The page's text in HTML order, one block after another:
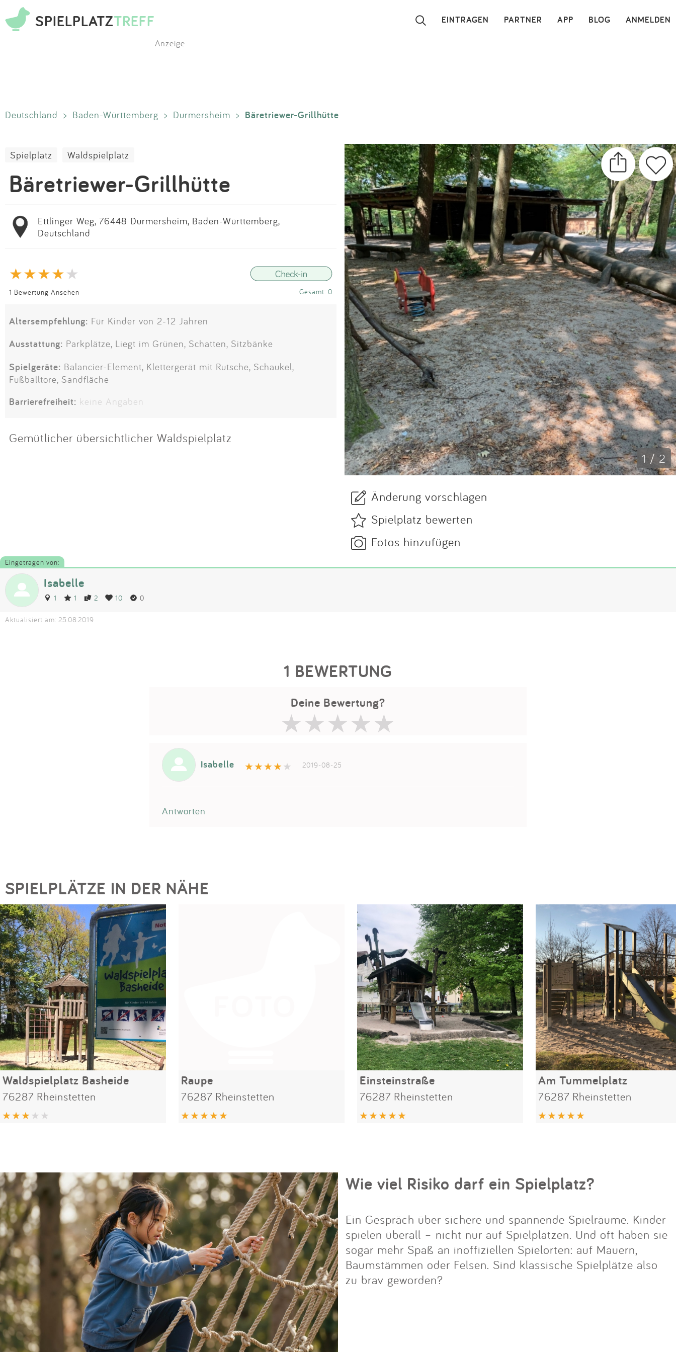
SPIELPLATZTREFF ANMELDEN
BLOG
APP
PARTNER
EINTRAGEN ×
App
Blog
Partner
Kontakt
Impressum
Anmelden
Anzeige
Deutschland > Baden-Württemberg > Durmersheim > Bäretriewer-Grillhütte
Spielplatz Waldspielplatz
Bäretriewer-Grillhütte
Ettlinger Weg, 76448 Durmersheim, Baden-Württemberg,
Deutschland
1 Bewertung Ansehen Gesamt: 0
Altersempfehlung: Für Kinder von 2-12 Jahren
Ausstattung: Parkplätze, Liegt im Grünen, Schatten, Sitzbänke
Spielgeräte: Balancier-Element, Klettergerät mit Rutsche, Schaukel,
Fußballtore, Sandfläche
Barrierefreiheit: keine Angaben
Gemütlicher übersichtlicher Waldspielplatz
1 / 2
Änderung vorschlagen
Spielplatz bewerten
Fotos hinzufügen
Eingetragen von:
Isabelle
1 1 2 10 0
Aktualisiert am: 25.08.2019
1 BEWERTUNG
Deine Bewertung?
Isabelle 2019-08-25
Antworten
SPIELPLÄTZE IN DER NÄHE
Waldspielplatz Basheide
76287 Rheinstetten
Raupe
76287 Rheinstetten
Einsteinstraße
76287 Rheinstetten
Am Tummelplatz
76287 Rheinstetten
Wie viel Risiko darf ein Spielplatz?
Ein Gespräch über sichere und spannende Spielräume. Kinder
spielen überall – nicht nur auf Spielplätzen. Und oft haben sie
sogar mehr Spaß an inoffiziellen Spielorten: auf Mauern,
Baumstämmen oder Felsen. Sind klassische Spielplätze also
zu brav geworden?